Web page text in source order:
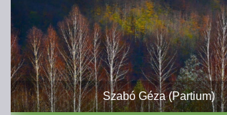
Szabó Géza (Partium)